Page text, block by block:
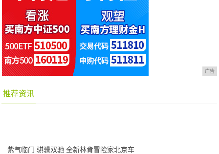
广告
推荐资讯
紫气临门 骐骥双驰 全新林肯冒险家北京车